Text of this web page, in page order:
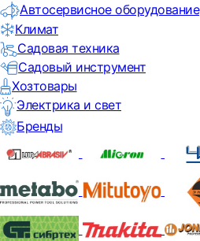
Автосервисное оборудование
Климат
Садовая техника
Садовый инструмент
Хозтовары
Электрика и свет
Бренды